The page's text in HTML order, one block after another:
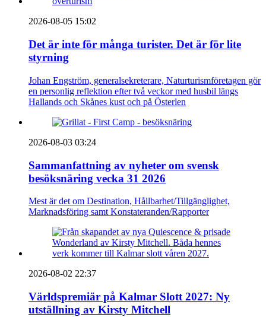
2026-08-05 15:02
Det är inte för många turister. Det är för lite
styrning
Johan Engström, generalsekreterare, Naturturismföretagen gör
en personlig reflektion efter två veckor med husbil längs
Hallands och Skånes kust och på Österlen
2026-08-03 03:24
Sammanfattning av nyheter om svensk
besöksnäring vecka 31 2026
Mest är det om Destination, Hållbarhet/Tillgänglighet,
Marknadsföring samt Konstateranden/Rapporter
2026-08-02 22:37
Världspremiär på Kalmar Slott 2027: Ny
utställning av Kirsty Mitchell